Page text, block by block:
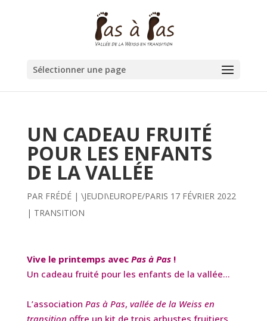
Sélectionner une page
UN CADEAU FRUITÉ
POUR LES ENFANTS
DE LA VALLÉE
PAR FRÉDÉ| \JEUDI\EUROPE/PARIS 17 FÉVRIER 2022
| TRANSITION
Vive le printemps avec Pas à Pas !
Un cadeau fruité pour les enfants de la vallée…
L’association Pas à Pas, vallée de la Weiss en
transition offre un kit de trois arbustes fruitiers